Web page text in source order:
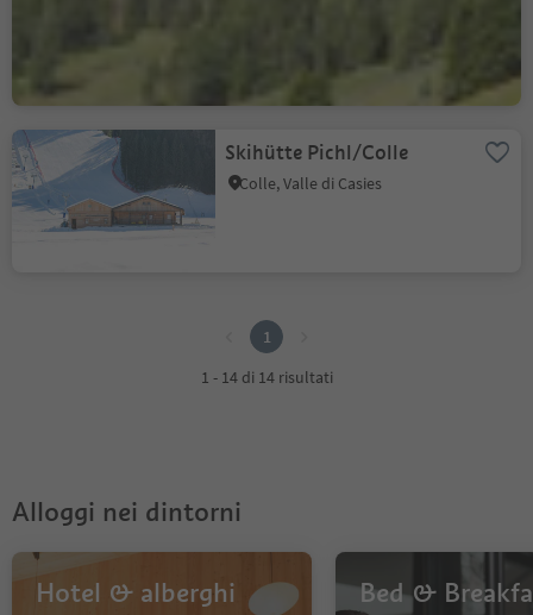
Skihütte Pichl/Colle
Colle, Valle di Casies
1
1 - 14 di 14 risultati
Alloggi nei dintorni
Hotel & alberghi Bed &